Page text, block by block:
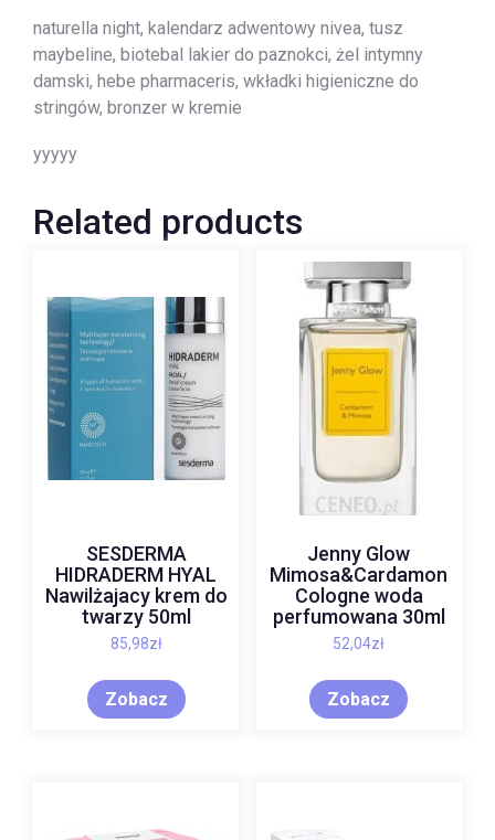
naturella night, kalendarz adwentowy nivea, tusz
maybeline, biotebal lakier do paznokci, żel intymny
damski, hebe pharmaceris, wkładki higieniczne do
stringów, bronzer w kremie
yyyyy
Related products
SESDERMA
HIDRADERM HYAL
Nawilżajacy krem do
twarzy 50ml
85,98zł
Zobacz
Jenny Glow
Mimosa&Cardamon
Cologne woda
perfumowana 30ml
52,04zł
Zobacz